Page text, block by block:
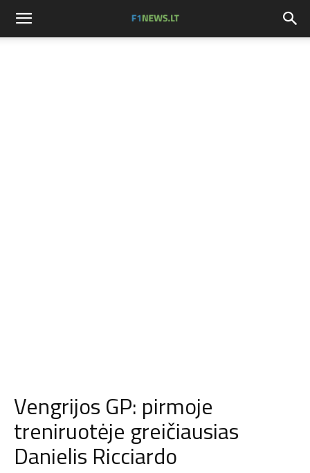
Vengrijos GP: pirmoje
treniruotėje greičiausias
Danielis Ricciardo